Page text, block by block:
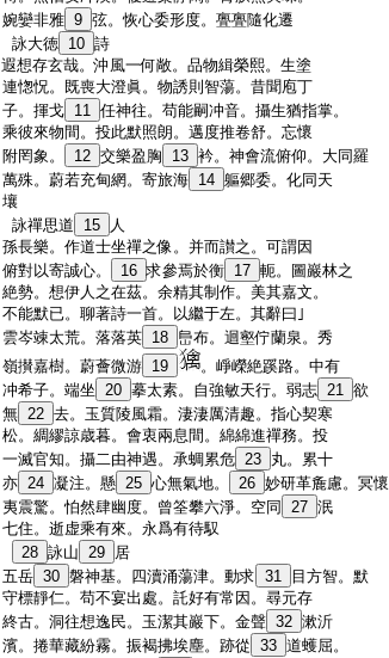
婉孌非雅 9 弦。恢心委形度。亹亹隨化遷
詠大徳 10 詩
遐想存玄哉。沖風一何敞。品物緝榮熙。生塗
連愡怳。既喪大澄眞。物誘則智蕩。昔聞庖丁
子。揮戈 11 任神往。苟能嗣冲音。攝生猶指掌。
乘彼來物間。投此默照朗。邁度推卷舒。忘懷
附罔象。 12 交樂盈胸 13 衿。神會流俯仰。大同羅
萬殊。蔚若充甸網。寄旅海 14 軀郷委。化同天
壤
詠禪思道 15
人
孫長樂。作道士坐禪之像。并而讃之。可謂因
俯對以寄誠心。 16 求參焉於衡 17 軛。圖巖林之
絶勢。想伊人之在茲。余精其制作。美其嘉文。
不能默已。聊著詩一首。以繼于左。其辭曰｣
雲岑竦太荒。落落英 18 峊布。迴壑佇蘭泉。秀
嶺攅嘉樹。蔚薈微游 19
。崢嶸絶蹊路。中有
冲希子。端坐 20 摹太素。自強敏天行。弱志 21 欲
無 22 去。玉質陵風霜。淒淒厲清趣。指心契寒
松。綢繆諒歳暮。會衷兩息間。綿綿進禪務。投
一滅官知。攝二由神遇。承蜩累危 23 丸。累十
亦 24 凝注。懸 25 心無氣地。 26 妙研革麁慮。冥懷
夷震驚。怕然肆幽度。曾筌攀六淨。空同 27 泯
七住。逝虚乘有來。永爲有待馭
28 詠山 29 居
五岳 30 磐神基。四瀆涌蕩津。動求 31
目方智。默
守標靜仁。苟不宴出處。託好有常因。尋元存
終古。洞往想逸民。玉潔其巖下。金聲 32 漱沂
濱。捲華藏紛霧。振褐拂埃塵。跡從 33 道蠖屈。